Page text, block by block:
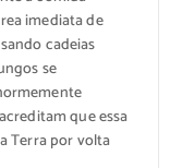
imediata de
cadeias
se
que essa
Terra por volta